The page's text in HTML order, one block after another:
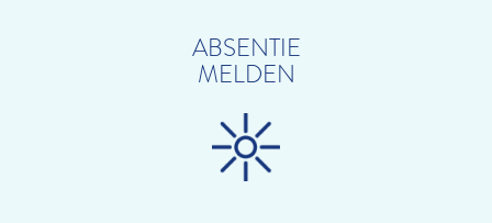
ABSENTIE
MELDEN